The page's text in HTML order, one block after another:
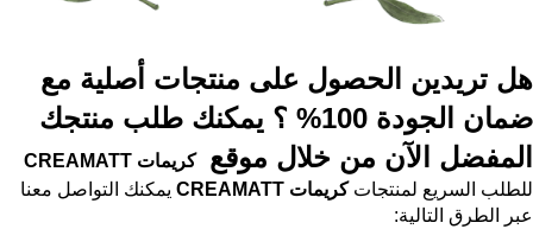
هل تريدين الحصول على منتجات أصلية مع
ضمان الجودة 100% ؟ يمكنك طلب منتجك
المفضل الآن من خلال موقع
كريمات CREAMATT
للطلب السريع لمنتجاتكريمات CREAMATT يمكنك التواصل معنا
عبر الطرق التالية: